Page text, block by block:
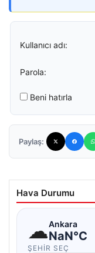
Kullanıcı adı:
Parola:
Beni hatırla
Paylaş:
Hava Durumu
☁Ankara
NaN°C
ŞEHIR SEÇ